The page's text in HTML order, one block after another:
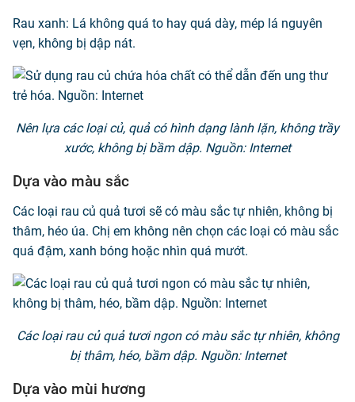
Rau xanh: Lá không quá to hay quá dày, mép lá nguyên
vẹn, không bị dập nát.
Nên lựa các loại củ, quả có hình dạng lành lặn, không trầy
xước, không bị bầm dập. Nguồn: Internet
Dựa vào màu sắc
Các loại rau củ quả tươi sẽ có màu sắc tự nhiên, không bị
thâm, héo úa. Chị em không nên chọn các loại có màu sắc
quá đậm, xanh bóng hoặc nhìn quá mướt.
Các loại rau củ quả tươi ngon có màu sắc tự nhiên, không
bị thâm, héo, bầm dập. Nguồn: Internet
Dựa vào mùi hương